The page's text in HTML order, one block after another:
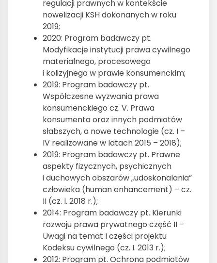
regulacji prawnych w kontekście
nowelizacji KSH dokonanych w roku
2019;
2020: Program badawczy pt.
Modyfikacje instytucji prawa cywilnego
materialnego, procesowego
i kolizyjnego w prawie konsumenckim;
2019: Program badawczy pt.
Współczesne wyzwania prawa
konsumenckiego cz. V. Prawa
konsumenta oraz innych podmiotów
słabszych, a nowe technologie (cz. I –
IV realizowane w latach 2015 – 2018);
2019: Program badawczy pt. Prawne
aspekty fizycznych, psychicznych
i duchowych obszarów „udoskonalania”
człowieka (human enhancement) – cz.
II (cz. I. 2018 r.);
2014: Program badawczy pt. Kierunki
rozwoju prawa prywatnego część II –
Uwagi na temat I części projektu
Kodeksu cywilnego (cz. I. 2013 r.);
2012: Program pt. Ochrona podmiotów